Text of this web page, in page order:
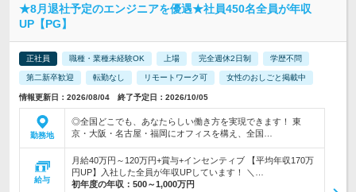
★8月退社予定のエンジニアを優遇★社員450名全員が年収
UP【PG】
正社員 職種・業種未経験OK 上場 完全週休2日制 学歴不問
第二新卒歓迎 転勤なし リモートワーク可 女性のおしごと掲載中
情報更新日：2026/08/04 終了予定日：2026/10/05
勤務地
◎全国どこでも、あなたらしい働き方を実現できます！ 東
京・大阪・名古屋・福岡にオフィスを構え、全国…
給与
月給40万円～120万円+賞与+インセンティブ 【平均年収170万
円UP】入社した全員が年収UPしています！ ＼…
初年度の年収： 500～1,000万円